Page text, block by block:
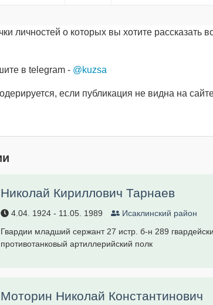
личностей о которых вы хотите рассказать
в telegram - @kuzsa
если публикация не видна на
Николай Кириллович Тарнаев
4.04. 1924- 11.05. 1989
Исаклинский район
Гвардии младший сержант 27 истр. б-н 289
противотанковый артиллерийский полк
Моторин Николай Константинович